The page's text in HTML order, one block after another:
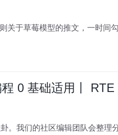
0 基础适用丨 RTE